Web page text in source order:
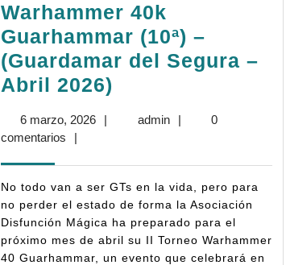
Warhammer 40k
Guarhammar (10ª) –
(Guardamar del Segura –
Abril 2026)
Torneo
40k
Guarhammar
(10ª)
–
6 marzo, 20266
| adminadmin
|
0
comentarios
|
No todo van a ser GTs en la vida, pero para
no perder el estado de forma la Asociación
Disfunción Mágica ha preparado para el
próximo mes de abril su II Torneo Warhammer
40 Guarhammar, un evento que celebrará en